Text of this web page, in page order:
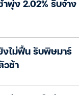
าพุ่ง 2.02% รับจ้าง
งไม่ฟื้น รับพิษมาร์
วช้า